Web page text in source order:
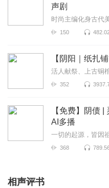
声剧
时尚主编化身古代
150
【阴阳｜纸扎
活人献祭、上古铜
352
【免费】阴债 |
AI多播
368
相声评书